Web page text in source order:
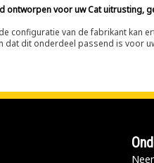
ontworpen voor uw Cat uitrusting,
configuratie van de fabrikant kan
dat dit onderdeel passend is voor